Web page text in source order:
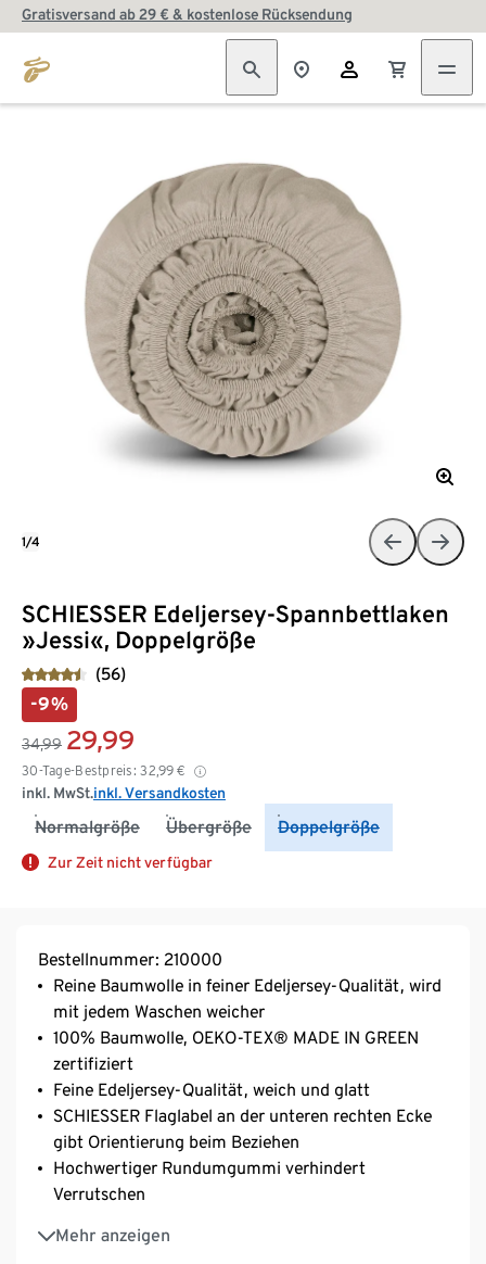
Gratisversand ab 29 € & kostenlose Rücksendung
SCHIESSER Edeljersey-Spannbettlaken
»Jessi«, Doppelgröße
(56)
-9%
34,99 29,99
30-Tage-Bestpreis: 32,99 €
inkl. MwSt.inkl. Versandkosten
Normalgröße Übergröße Doppelgröße
Zur Zeit nicht verfügbar
1/4
Bestellnummer: 210000
Reine Baumwolle in feiner Edeljersey-Qualität, wird
mit jedem Waschen weicher
100% Baumwolle, OEKO-TEX® MADE IN GREEN
zertifiziert
Feine Edeljersey-Qualität, weich und glatt
SCHIESSER Flaglabel an der unteren rechten Ecke
gibt Orientierung beim Beziehen
Hochwertiger Rundumgummi verhindert
Verrutschen
Mehr anzeigen
Hautsympatisch und pflegeleicht, waschbar bei 60
°C und bügelfrei